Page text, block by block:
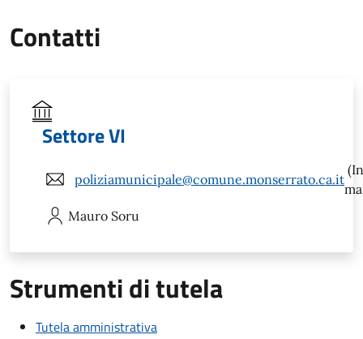
Contatti
Settore VI
poliziamunicipale@comune.monserrato.ca.it
Mauro Soru
Strumenti di tutela
Tutela amministrativa